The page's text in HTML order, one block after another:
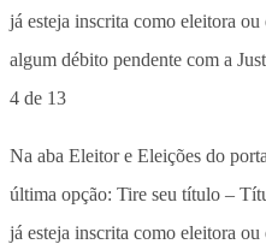
4 de 13
Na aba Eleitor e Eleições do
última opção: Tire seu título –
já esteja inscrita como eleitora